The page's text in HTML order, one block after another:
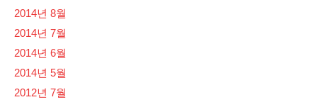
2014년 8월
2014년 7월
2014년 6월
2014년 5월
2012년 7월